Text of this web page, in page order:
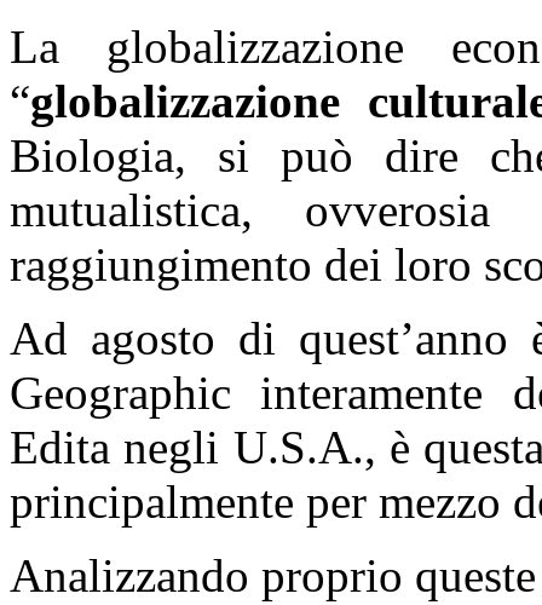
La globalizzazione
“globalizzazione
Biologia, si può dire
mutualistica,
raggiungimento dei loro
Ad agosto di
Geographic interamente
Edita negli U.S.A., è
principalmente per mezzo
Analizzando proprio